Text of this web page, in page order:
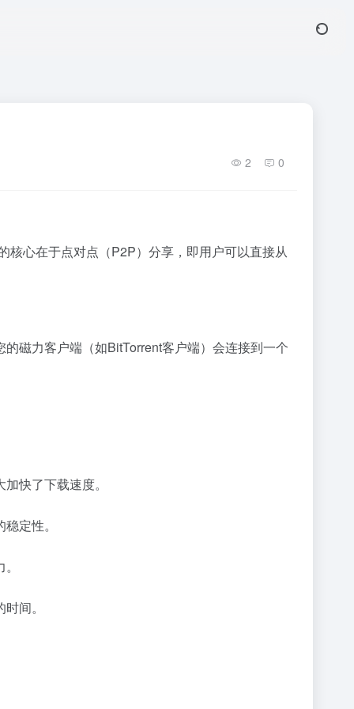
2 0
核心在于点对点（P2P）分享，即用户可以直接从
磁力客户端（如BitTorrent客户端）会连接到一个
快了下载速度。
定性。
间。